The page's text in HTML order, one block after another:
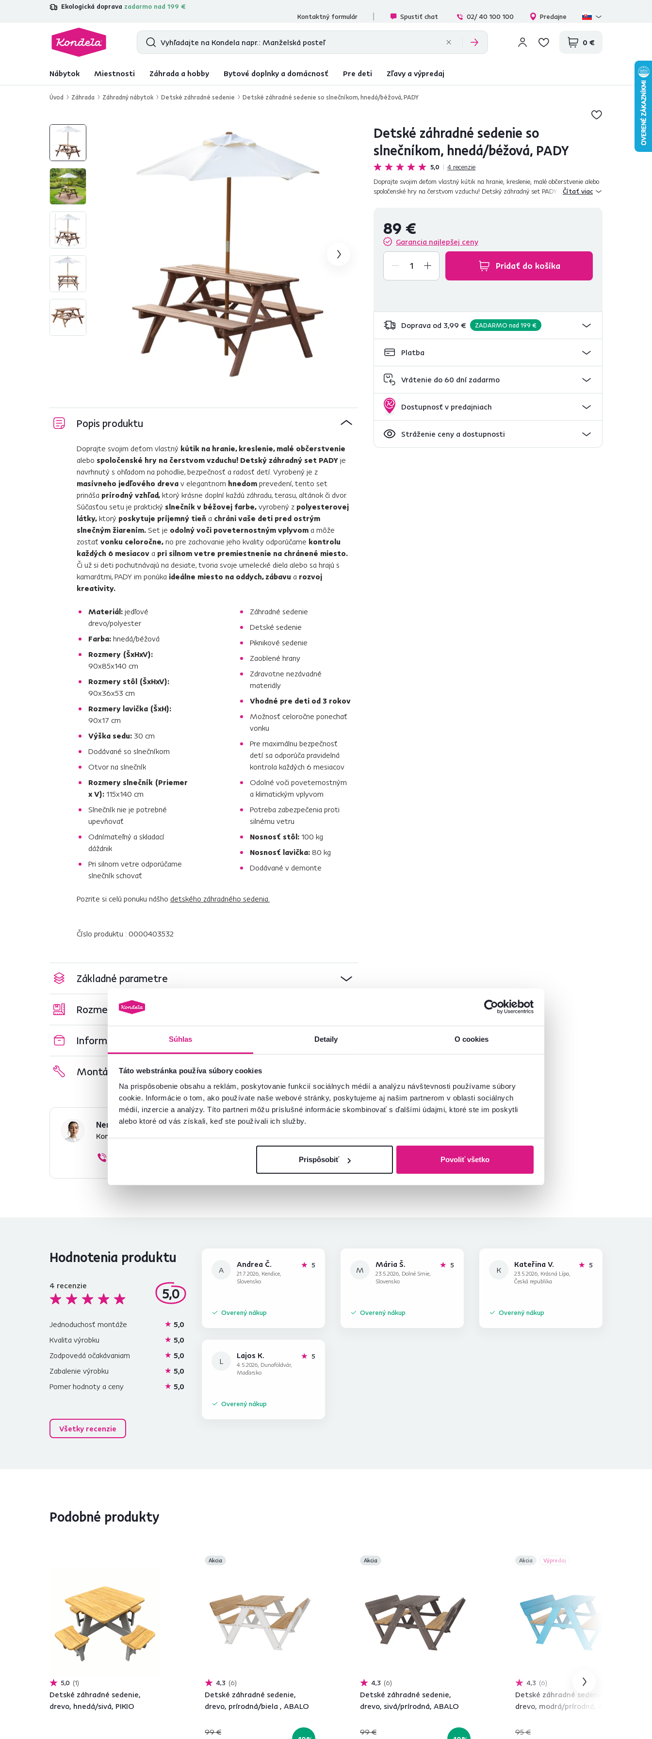
Súhlas Detaily O cookies
Táto webstránka používa súbory cookies
Na prispôsobenie obsahu a reklám, poskytovanie funkcií sociálnych médií a analýzu návštevnosti používame súbory
cookie. Informácie o tom, ako používate naše webové stránky, poskytujeme aj našim partnerom v oblasti sociálnych
médií, inzercie a analýzy. Títo partneri môžu príslušné informácie skombinovať s ďalšími údajmi, ktoré ste im poskytli
alebo ktoré od vás získali, keď ste používali ich služby.
Prispôsobiť Povoliť všetko
Ekologická doprava zadarmo nad 199 €
4,7 31 285overených produktových recenzií
Kontaktný formulár
Spustiť chat 02/ 40 100 100 Predajne
0 €
Nábytok Miestnosti Záhrada a hobby Bytové doplnky a domácnosť Pre deti Zľavy a výpredaj
Úvod Záhrada Záhradný nábytok Detské záhradné sedenie Detské záhradné sedenie so slnečníkom, hnedá/béžová, PADY
Detské záhradné sedenie so
slnečníkom, hnedá/béžová, PADY
5,0 4 recenzie
Doprajte svojim deťom vlastný kútik na hranie, kreslenie, malé občerstvenie alebo
spoločenské hry na čerstvom vzduchu! Detský záhradný set PADY je navrhnutý s
Čítať viac
89 €
Garancia najlepšej ceny
Pridať do košíka
Doprava od 3,99 € ZADARMO nad 199 €
Platba
Vrátenie do 60 dní zadarmo
Dostupnosť v predajniach
Stráženie ceny a dostupnosti
Popis produktu
Doprajte svojim deťom vlastný kútik na hranie, kreslenie, malé občerstvenie
alebo spoločenské hry na čerstvom vzduchu! Detský záhradný set PADY je
navrhnutý s ohľadom na pohodlie, bezpečnosť a radosť detí. Vyrobený je z
masívneho jedľového dreva v elegantnom hnedom prevedení, tento set
prináša prírodný vzhľad, ktorý krásne doplní každú záhradu, terasu, altánok či dvor.
Súčasťou setu je praktický slnečník v béžovej farbe, vyrobený z polyesterovej
látky, ktorý poskytuje príjemný tieň a chráni vaše deti pred ostrým
slnečným žiarením. Set je odolný voči poveternostným vplyvom a môže
zostať vonku celoročne, no pre zachovanie jeho kvality odporúčame kontrolu
každých 6 mesiacov a pri silnom vetre premiestnenie na chránené miesto.
Či už si deti pochutnávajú na desiate, tvoria svoje umelecké diela alebo sa hrajú s
kamarátmi, PADY im ponúka ideálne miesto na oddych, zábavu a rozvoj
kreativity.
Materiál: jedľové
drevo/polyester
Farba: hnedá/béžová
Rozmery (ŠxHxV):
90x85x140 cm
Rozmery stôl (ŠxHxV):
90x36x53 cm
Rozmery lavička (ŠxH):
90x17 cm
Výška sedu: 30 cm
Dodávané so slnečníkom
Otvor na slnečník
Rozmery slnečník (Priemer
x V): 115x140 cm
Slnečník nie je potrebné
upevňovať
Odnímateľný a skladací
dáždnik
Pri silnom vetre odporúčame
slnečník schovať
Záhradné sedenie
Detské sedenie
Piknikové sedenie
Zaoblené hrany
Zdravotne nezávadné
materiály
Vhodné pre deti od 3 rokov
Možnosť celoročne ponechať
vonku
Pre maximálnu bezpečnosť
detí sa odporúča pravidelná
kontrola každých 6 mesiacov
Odolné voči poveternostným
a klimatickým vplyvom
Potreba zabezpečenia proti
silnému vetru
Nosnosť stôl: 100 kg
Nosnosť lavička: 80 kg
Dodávané v demonte
Pozrite si celú ponuku nášho detského záhradného sedenia.
Číslo produktu : 0000403532
Základné parametre
Rozmery a špecifikácie
Informácie o balení
Montážny návod
Nenašli ste požadované informácie?
Kontaktujte nás a my vám radi poradíme
Spustiť chat
Hodnotenia produktu
5,0
4 recenzie
Jednoduchosť montáže
5,0
Kvalita výrobku
5,0
Zodpovedá očakávaniam
5,0
Zabalenie výrobku
5,0
Pomer hodnoty a ceny
5,0
Všetky recenzie
A
Andrea Č.
21.7.2026, Kendice,
Slovensko
5hviezdičiek
Overený nákup
M
Mária Š.
23.5.2026, Dolné Srnie,
Slovensko
5hviezdičiek
Overený nákup
K
Kateřina V.
23.5.2026, Krásná Lípa,
Česká republika
5hviezdičiek
Overený nákup
L
Lajos K.
4.5.2026, Dunaföldvár,
Maďarsko
5hviezdičiek
Overený nákup
Podobné produkty
5,0 1
Detské záhradné sedenie,
drevo, hnedá/sivá, PIKIO
Akcia
4,3 6
Detské záhradné sedenie,
drevo, prírodná/biela , ABALO
99 €
Akcia
4,3 6
Detské záhradné sedenie,
drevo, sivá/prírodná, ABALO
99 €
Akcia Výpredaj
4,3 6
Detské záhradné sedenie,
drevo, modrá/prírodná, ABALO
95 €